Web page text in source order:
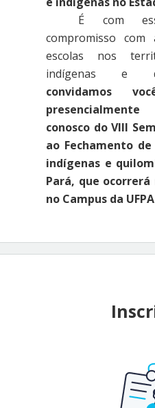
É com
compromisso com
escolas nos
indígenas e
convidamos
conosco do VIII
ao Fechamento de
indígenas e
Pará, que
no Campus da